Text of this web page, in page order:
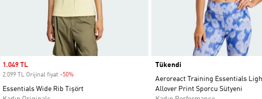
Sale price
1.049 TL
2.099 TL Orijinal fiyat -50%Discount
Essentials Wide Rib Tişört
Tükendi
Aeroreact Training Essentials
Allover Print Sporcu Sütyeni